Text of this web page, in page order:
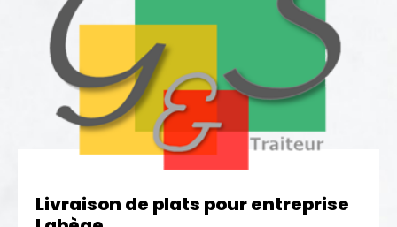
Livraison de plats pour entreprise